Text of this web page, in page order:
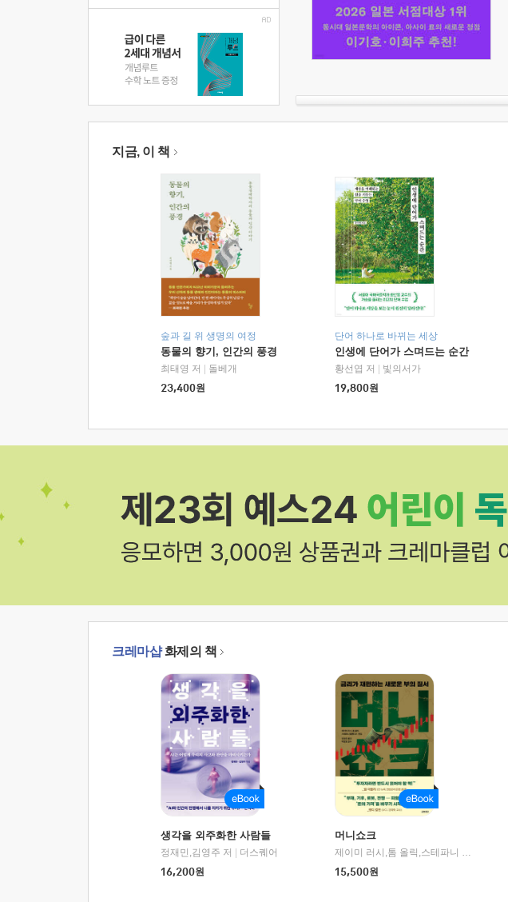
지금, 이 책
숲과 길 위 생명의 여정
동물의 향기, 인간의 풍경
최태영 저
돌베개
23,400원
단어 하나로 바뀌는 세상
인생에 단어가 스며드는 순간
황선엽 저
빛의서가
19,800원
크레마샵화제의 책
생각을 외주화한 사람들
정재민,김영주 저
더스퀘어
16,200원
머니쇼크
제이미 러시,톰 올릭,스테파니 플랜더스 편저/임경은 역/박정호 감수
15,500원